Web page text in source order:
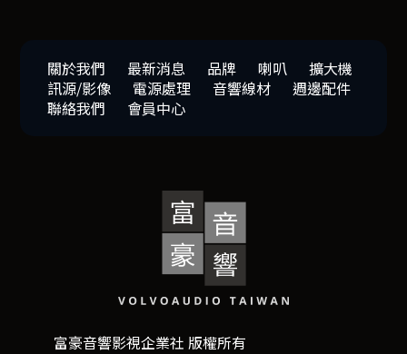
關於我們 最新消息 品牌 喇叭
擴大機
訊源/影像
電源處理 音響線材
週邊配件
聯絡我們
會員中心
富豪音響影視企業社 版權所有